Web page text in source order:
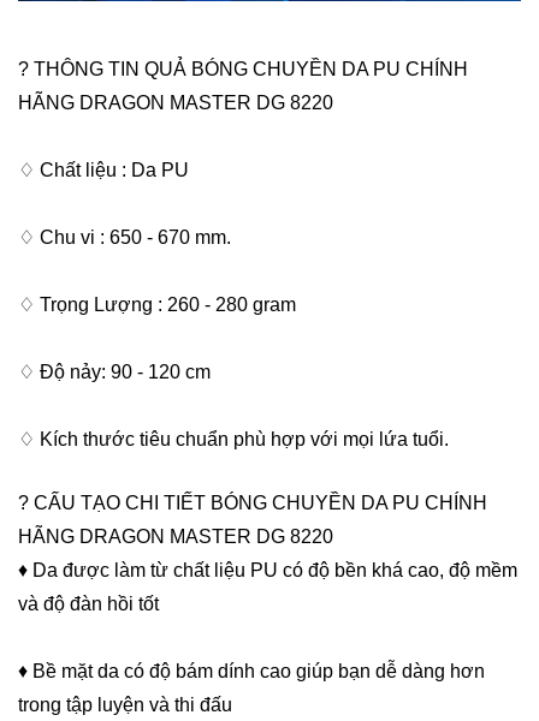
? THÔNG TIN QUẢ BÓNG CHUYỀN DA PU CHÍNH
HÃNG DRAGON MASTER DG 8220
♢ Chất liệu : Da PU
♢ Chu vi : 650 - 670 mm.
♢ Trọng Lượng : 260 - 280 gram
♢ Độ nảy: 90 - 120 cm
♢ Kích thước tiêu chuẩn phù hợp với mọi lứa tuổi.
? CẤU TẠO CHI TIẾT BÓNG CHUYỀN DA PU CHÍNH
HÃNG DRAGON MASTER DG 8220
♦ Da được làm từ chất liệu PU có độ bền khá cao, độ mềm
và độ đàn hồi tốt
♦ Bề mặt da có độ bám dính cao giúp bạn dễ dàng hơn
trong tập luyện và thi đấu